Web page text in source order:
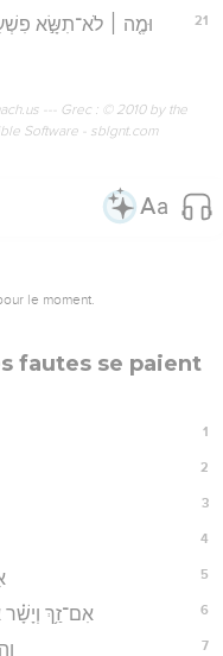
21
וּמֶ֤ה ׀ לֹא־תִשָּׂ֣א
--- Grec : © 2010 by the
Software - sblgnt.com
le moment.
fautes se paient
1
2
3
4
5
6 אִם־זַ֥ךְ וְיָשָׁ֗ר
7